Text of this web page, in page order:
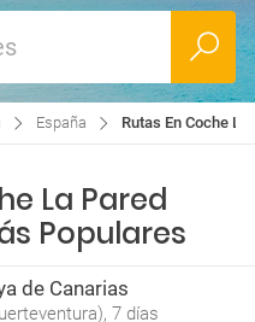
España Rutas En Coche
La Pared
Populares
de Canarias
7 días